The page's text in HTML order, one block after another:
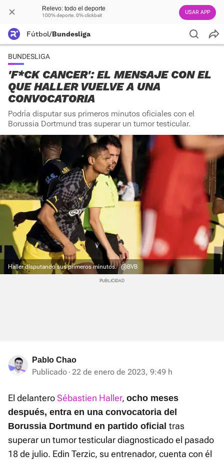
Relevo: todo el deporte
100% deporte. 0% clickbait USAR APP
Fútbol/Bundesliga
BUNDESLIGA
'F*CK CANCER': EL MENSAJE CON EL
QUE HALLER VUELVE A UNA
CONVOCATORIA
Podría disputar sus primeros minutos oficiales con el
Borussia Dortmund tras superar un tumor testicular.
Haller disputando sus primeros minutos. @BVB
Pablo Chao
Publicado 22 de enero de 2023, 9:49 h
El delantero Sébastien Haller, ocho meses
después, entra en una convocatoria del
Borussia Dortmund en partido oficial tras
superar un tumor testicular diagnosticado el pasado
18 de julio. Edin Terzic, su entrenador, cuenta con él